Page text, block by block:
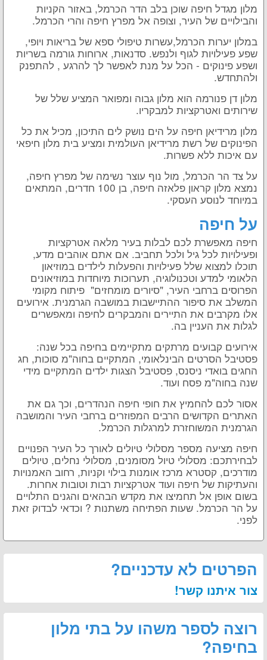
מלון מגדל חיפה שוכן בלב הדר הכרמל, באזור הקניות
והבילויים של העיר, וצופה אל מפרץ חיפה והרי הכרמל.
במלון יערות הכרמל,עשרות טיפולי ספא של בריאות ויופי,
שפע פעילויות לגוף ולנפש. סדנאות, ארוחות גורמה בשריות
ושפע פינוקים - הכל על מנת לאפשר לך להרגע , להתפנק
ולהתחדש.
מלון דן פנורמה הוא מלון גבוה ומפואר המציע שלל של
שירותים ואטרקציות למבקריו.
מלון מרידיאן חיפה על הים נושק לים התיכון, מכיל את כל
הפינוקים של רשת מרידיאן העולמית ומציע בית מלון חיפאי
עם איכות ללא פשרות.
על צד הר הכרמל, מול נוף עוצר נשימה של מפרץ חיפה,
נמצא מלון קראון פלאזה חיפה, בן 100 חדרים, המתאים
במיוחד לנוסע העסקי.
על חיפה
חיפה מאפשרת לכם לבלות בעיר מלאה אטרקציות
ופעילויות לכל גיל ולכל תחביב. אם אתם אוהבים מדע,
תוכלו למצוא שלל פעילויות והפעלות לילדים במוזיאון
הלאומי למדע וטכנולוגיה, תערוכות מיוחדות במוזיאונים
הפרוסים ברחבי העיר, "סיורים מומחזים" ­ פיתוח מקומי
המשלב את סיפור ההתיישבות במושבה הגרמנית. אירועים
אלו מקרבים את התיירים והמבקרים לחיפה ומאפשרים
לגלות את העניין בה.
אירועים קבועים מרתקים מתקיימים בחיפה בכל שנה:
פסטיבל הסרטים הבינלאומי, המתקיים בחוה"מ סוכות, חג
החגים בואדי ניסנס, פסטיבל הצגות ילדים המתקיים מידי
שנה בחוה"מ פסח ועוד.
אסור לכם להחמיץ את חופי חיפה הנהדרים, וכך גם את
האתרים הקדושים הרבים המפוזרים ברחבי העיר והמושבה
הגרמנית המשוחזרת למרגלות הכרמל.
חיפה מציעה מספר מסלולי טיולים לאורך כל העיר הפנויים
לבחירתכם: מסלולי טיול מסומנים, מסלולי נחלים, טיולים
מודרכים, קסטרא מרכז אומנות בילוי וקניות, רחוב האמנויות
והעתיקות של חיפה ועוד אטרקציות רבות וטובות אחרות.
בשום אופן אל תחמיצו את מקדש הבהאים והגנים התלויים
על הר הכרמל. שעות הפתיחה משתנות ? וכדאי לבדוק זאת
לפני.
הפרטים לא עדכניים?
צור איתנו קשר!
רוצה לספר משהו על בתי מלון
בחיפה?